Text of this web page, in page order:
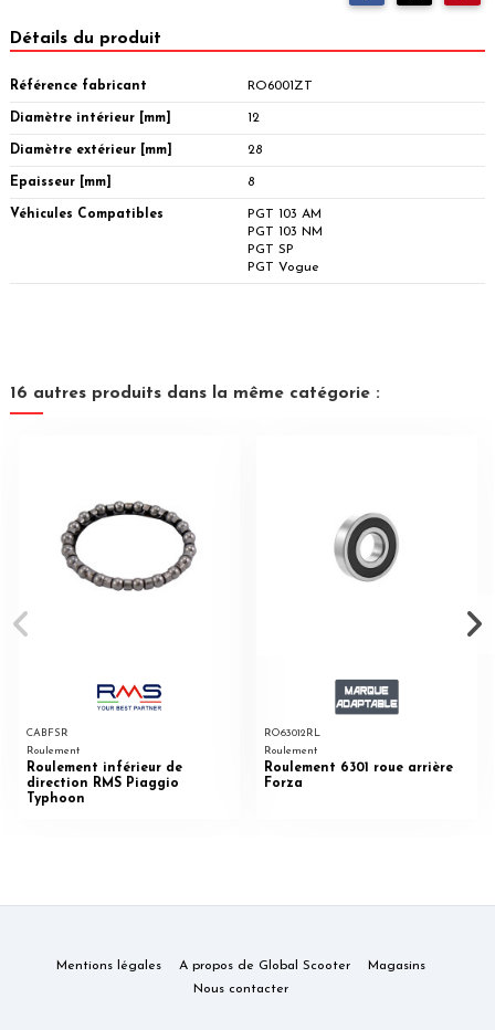
Détails du produit
Référence fabricant RO6001ZT
Diamètre intérieur [mm] 12
Diamètre extérieur [mm] 28
Epaisseur [mm] 8
Véhicules Compatibles
PGT 103 AM
PGT 103 NM
PGT SP
PGT Vogue
16 autres produits dans la même catégorie :
CABFSR
Roulement
Roulement inférieur de
direction RMS Piaggio
Typhoon
RO63012RL
Roulement
Roulement 6301 roue arrière
Forza
Mentions légales A propos de Global Scooter
Magasins
Nous contacter